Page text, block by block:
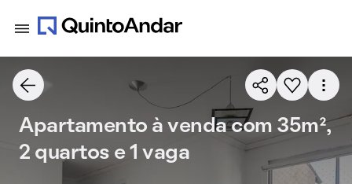
Apartamento à venda com 35m²,
2 quartos e 1 vaga